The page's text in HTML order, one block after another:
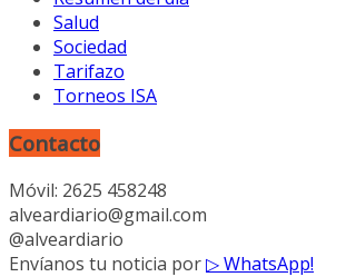
Salud
Sociedad
Tarifazo
Torneos ISA
Contacto
Móvil: 2625 458248
alveardiario@gmail.com
@alveardiario
Envíanos tu noticia por▷ WhatsApp!